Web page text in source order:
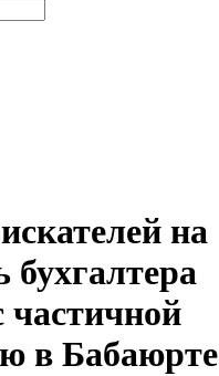
на
бухгалтера
частичной
в Бабаюрте